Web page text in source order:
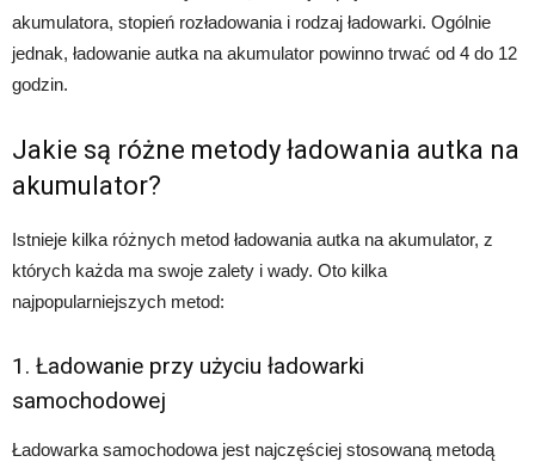
akumulatora, stopień rozładowania i rodzaj ładowarki. Ogólnie
jednak, ładowanie autka na akumulator powinno trwać od 4 do 12
godzin.
Jakie są różne metody ładowania autka na
akumulator?
Istnieje kilka różnych metod ładowania autka na akumulator, z
których każda ma swoje zalety i wady. Oto kilka
najpopularniejszych metod:
1. Ładowanie przy użyciu ładowarki
samochodowej
Ładowarka samochodowa jest najczęściej stosowaną metodą